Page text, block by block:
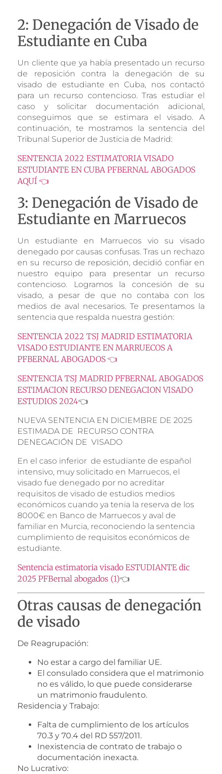
2: Denegación de Visado de
Estudiante en Cuba
Un cliente que ya había presentado un recurso
de reposición contra la denegación de su
visado de estudiante en Cuba, nos contactó
para un recurso contencioso. Tras estudiar el
caso y solicitar documentación adicional,
conseguimos que se estimara el visado. A
continuación, te mostramos la sentencia del
Tribunal Superior de Justicia de Madrid:
SENTENCIA 2022 ESTIMATORIA VISADO
ESTUDIANTE EN CUBA PFBERNAL ABOGADOS
AQUÍ 👈
3: Denegación de Visado de
Estudiante en Marruecos
Un estudiante en Marruecos vio su visado
denegado por causas confusas. Tras un rechazo
en su recurso de reposición, decidió confiar en
nuestro equipo para presentar un recurso
contencioso. Logramos la concesión de su
visado, a pesar de que no contaba con los
medios de aval necesarios. Te presentamos la
sentencia que respalda nuestra gestión:
SENTENCIA 2022 TSJ MADRID ESTIMATORIA
VISADO ESTUDIANTE EN MARRUECOS A
PFBERNAL ABOGADOS 👈
SENTENCIA TSJ MADRID PFBERNAL ABOGADOS
ESTIMACION RECURSO DENEGACION VISADO
ESTUDIOS 2024👈
NUEVA SENTENCIA EN DICIEMBRE DE 2025
ESTIMADA DE RECURSO CONTRA
DENEGACIÓN DE VISADO
En el caso inferior de estudiante de español
intensivo, muy solicitado en Marruecos, el
visado fue denegado por no acreditar
requisitos de visado de estudios medios
económicos cuando ya tenia la reserva de los
8000€ en Banco de Marruecos y aval de
familiar en Murcia, reconociendo la sentencia
cumplimiento de requisitos económicos de
estudiante.
Sentencia estimatoria visado ESTUDIANTE dic
2025 PFBernal abogados (1)👈
Otras causas de denegación
de visado
De Reagrupación:
No estar a cargo del familiar UE.
El consulado considera que el matrimonio
no es válido, lo que puede considerarse
un matrimonio fraudulento.
Residencia y Trabajo:
Falta de cumplimiento de los artículos
70.3 y 70.4 del RD 557/2011.
Inexistencia de contrato de trabajo o
documentación inexacta.
No Lucrativo: